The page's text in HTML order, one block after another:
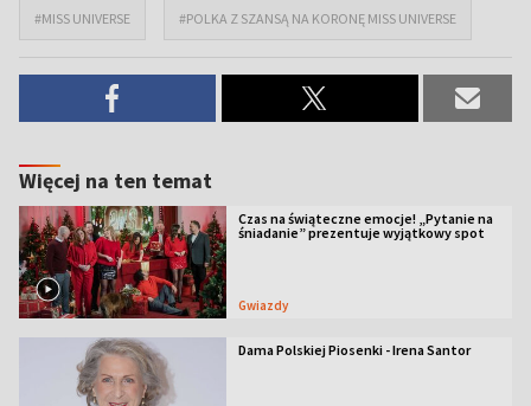
#MISS UNIVERSE #POLKA Z SZANSĄ NA KORONĘ MISS UNIVERSE
Więcej na ten temat
Czas na świąteczne emocje! „Pytanie na
śniadanie” prezentuje wyjątkowy spot
Gwiazdy
Dama Polskiej Piosenki - Irena Santor